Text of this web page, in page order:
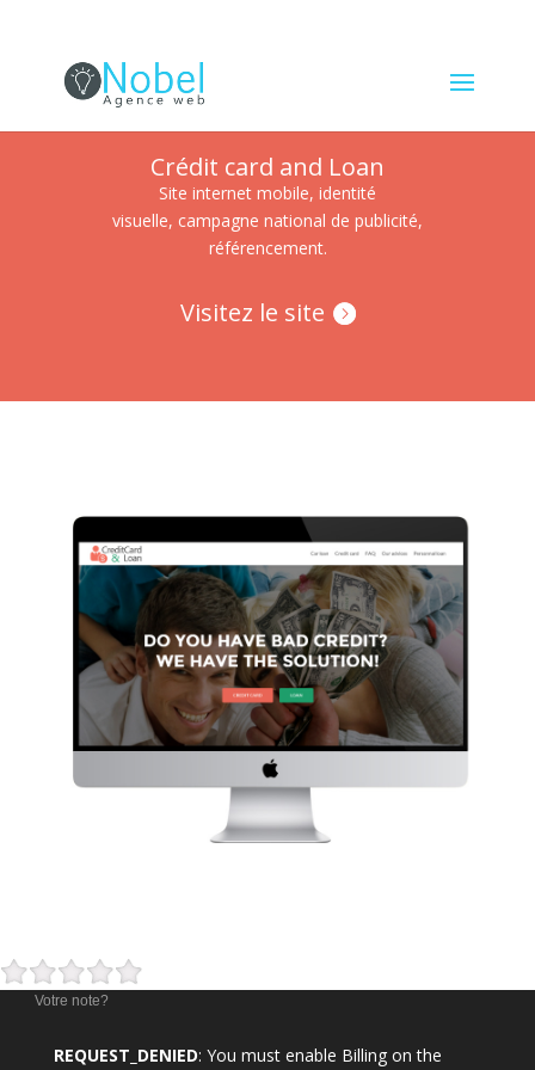
Crédit card and Loan
Site internet mobile, identité
visuelle, campagne national de publicité,
référencement.
Visitez le site
Votre note?
REQUEST_DENIED: You must enable Billing on the